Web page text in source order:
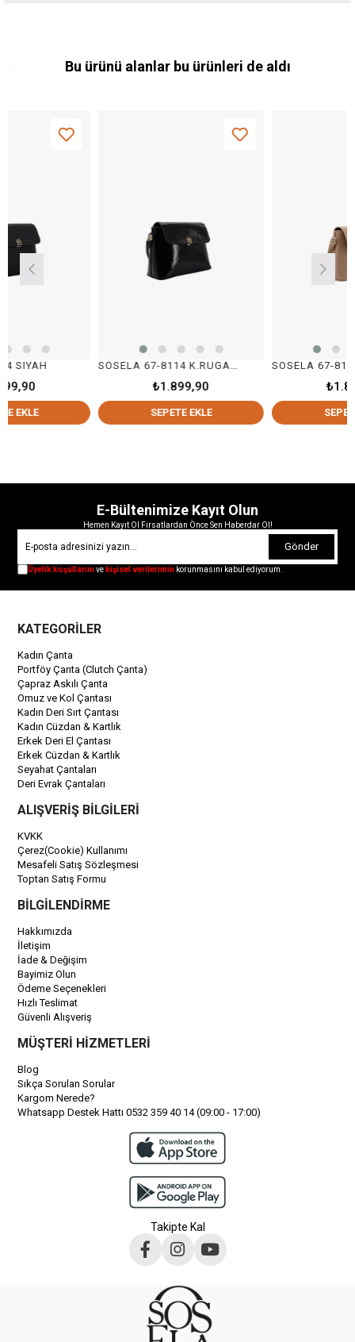
Bu ürünü alanlar bu ürünleri de aldı
SOSELA 67-8114 K.RUGAN SİYAH
₺1.899,90
SEPETE EKLE
SOSELA 67-8114 NUDE
₺1.899,90
SEPETE EKLE
E-Bültenimize Kayıt Olun
Hemen Kayıt Ol Fırsatlardan Önce Sen Haberdar Ol!
Gönder
Üyelik koşullarınıve kişisel verilerimin korunmasını kabul ediyorum.
KATEGORİLER
Kadın Çanta
Portföy Çanta (Clutch Çanta)
Çapraz Askılı Çanta
Omuz ve Kol Çantası
Kadın Deri Sırt Çantası
Kadın Cüzdan & Kartlık
Erkek Deri El Çantası
Erkek Cüzdan & Kartlık
Seyahat Çantaları
Deri Evrak Çantaları
ALIŞVERİŞ BİLGİLERİ
KVKK
Çerez(Cookie) Kullanımı
Mesafeli Satış Sözleşmesi
Toptan Satış Formu
BİLGİLENDİRME
Hakkımızda
İletişim
İade & Değişim
Bayimiz Olun
Ödeme Seçenekleri
Hızlı Teslimat
Güvenli Alışveriş
MÜŞTERİ HİZMETLERİ
Blog
Sıkça Sorulan Sorular
Kargom Nerede?
Whatsapp Destek Hattı 0532 359 40 14 (09:00 - 17:00)
Takipte Kal